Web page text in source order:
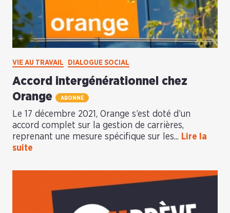
VIE AU TRAVAIL DIALOGUE SOCIAL
Accord intergénérationnel chez
Orange
ABONNÉ
Le 17 décembre 2021, Orange s’est doté d’un
accord complet sur la gestion de carrières,
reprenant une mesure spécifique sur les... Lire la
suite